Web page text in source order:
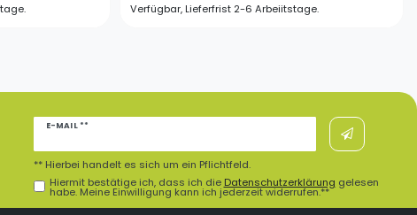
Verfügbar, Lieferfrist 2-6 Arbeiitstage.
E-MAIL **
Newsletter
Hiermit bestätige ich, dass ich die Daten­schutz­erklärung gelesen
habe. Meine Einwilligung kann ich jederzeit widerrufen.**
** Hierbei handelt es sich um ein Pflichtfeld.